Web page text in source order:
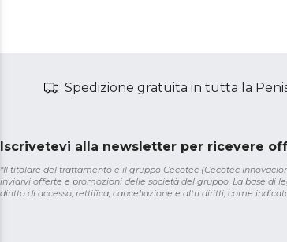
Spedizione gratuita in tutta la
Iscrivetevi alla newsletter per ricevere
*Il titolare del trattamento è il gruppo Cecotec (Cecotec
inviarvi offerte e promozioni delle società del gruppo. La base di
diritto di accesso, rettifica, cancellazione e altri diritti, come